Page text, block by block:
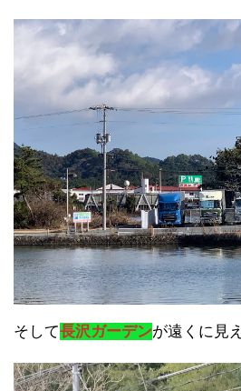
そして長沢ガーデンが遠くに見